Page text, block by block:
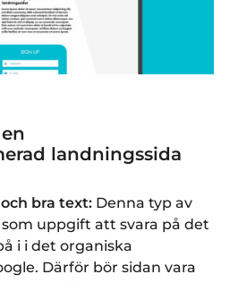
landningssida
bra text:Denna typ av
uppgift att svara på det
i i det organiska
Därför bör sidan vara